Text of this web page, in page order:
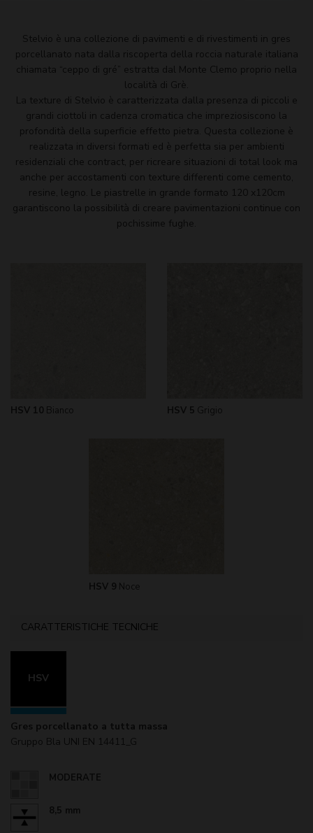
Stelvio è una collezione di pavimenti e di rivestimenti in gres
porcellanato nata dalla riscoperta della roccia naturale italiana
chiamata “ceppo di gré” estratta dal Monte Clemo proprio nella
località di Grè.
La texture di Stelvio è caratterizzata dalla presenza di piccoli e
grandi ciottoli in cadenza cromatica che impreziosiscono la
profondità della superficie effetto pietra. Questa collezione è
realizzata in diversi formati ed è perfetta sia per ambienti
residenziali che contract, per ricreare situazioni di total look ma
anche per accostamenti con texture differenti come cemento,
resine, legno. Le piastrelle in grande formato 120 x120cm
garantiscono la possibilità di creare pavimentazioni continue con
pochissime fughe.
HSV 10 Bianco HSV 5 Grigio
HSV 9 Noce
CARATTERISTICHE TECNICHE
HSV
Gres porcellanato a tutta massa
Gruppo Bla UNI EN 14411_G
MODERATE
8,5 mm